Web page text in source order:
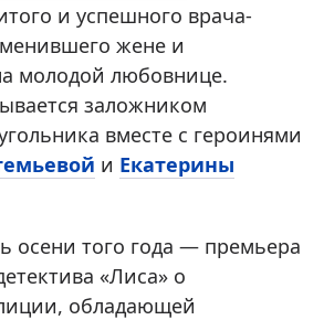
и успешного врача-
жене и
молодой любовнице.
заложником
вместе с героинями
и Екатерины
осени того года — премьера
«Лиса» о
обладающей